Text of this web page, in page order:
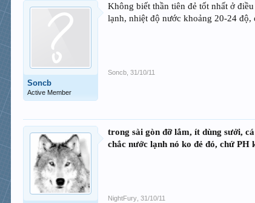
Soncb
Active Member
Không biết thần tiên đẻ tốt nhất ở
lạnh, nhiệt độ nước khoảng 20-24
Soncb 31/10/11
trong sài gòn đỡ lắm, ít dùng sưởi,
chắc nước lạnh nó ko đẻ đó, chứ
NightFury 31/10/11